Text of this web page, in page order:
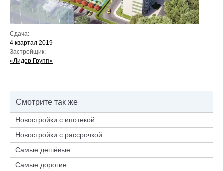
Сдача:
4 квартал 2019
Застройщик:
«Лидер Групп»
Смотрите так же
Новостройки с ипотекой
Новостройки с рассрочкой
Самые дешёвые
Самые дорогие